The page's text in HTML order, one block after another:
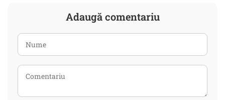
Adaugă comentariu